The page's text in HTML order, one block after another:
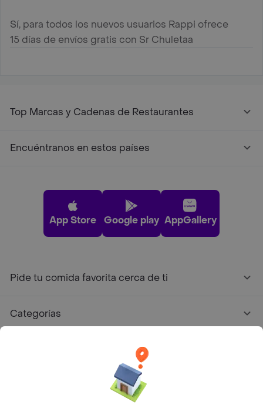
Sí, para todos los nuevos usuarios Rappi ofrece
15 días de envíos gratis con Sr Chuletaa
Top Marcas y Cadenas de Restaurantes
Encuéntranos en estos países
App Store Google play AppGallery
Pide tu comida favorita cerca de ti
Categorías